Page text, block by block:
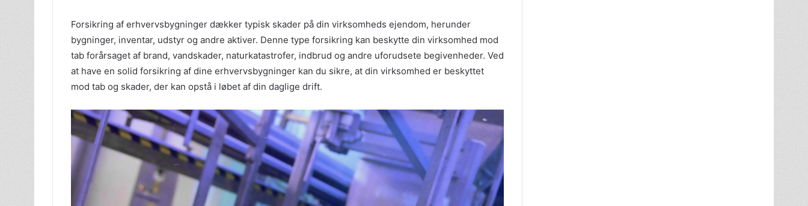
Forsikring af erhvervsbygninger dækker typisk skader på din virksomheds ejendom, herunder
bygninger, inventar, udstyr og andre aktiver. Denne type forsikring kan beskytte din virksomhed mod
tab forårsaget af brand, vandskader, naturkatastrofer, indbrud og andre uforudsete begivenheder. Ved
at have en solid forsikring af dine erhvervsbygninger kan du sikre, at din virksomhed er beskyttet
mod tab og skader, der kan opstå i løbet af din daglige drift.